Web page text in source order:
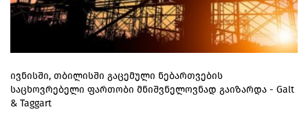
ივნისში, თბილისში გაცემული ნებართვების
საცხოვრებელი ფართობი მნიშვნელოვნად გაიზარდა - Galt
& Taggart